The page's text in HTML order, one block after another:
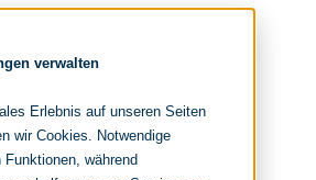
verwalten
Erlebnis auf unseren Seiten
wir Cookies. Notwendige
während
Consulting